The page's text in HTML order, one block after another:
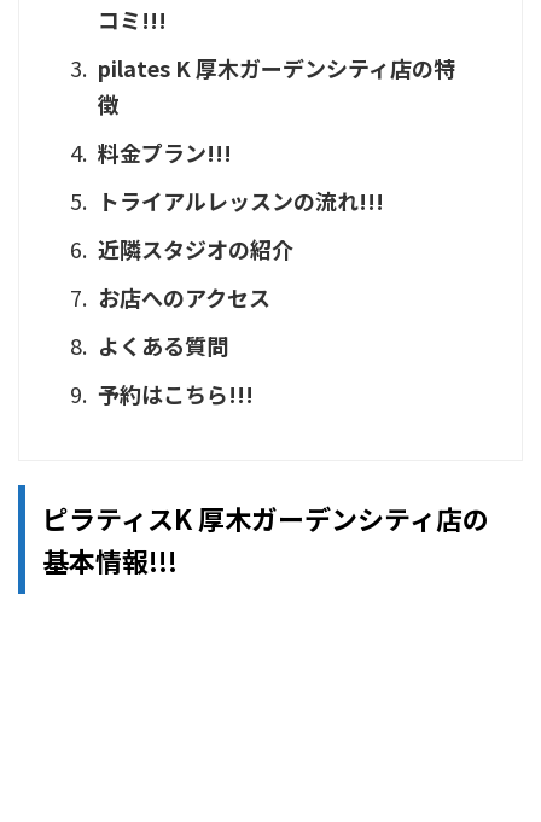
コミ!!!
pilates K 厚木ガーデンシティ店の特
徴
料金プラン!!!
トライアルレッスンの流れ!!!
近隣スタジオの紹介
お店へのアクセス
よくある質問
予約はこちら!!!
ピラティスK 厚木ガーデンシティ店の
基本情報!!!